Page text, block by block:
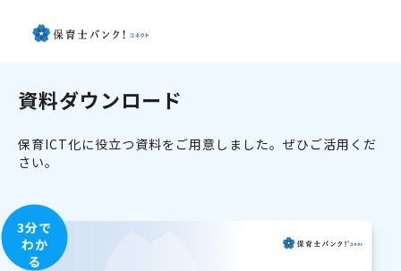
資料ダウンロード
保育ICT化に役立つ資料をご用意しました。ぜひご活用くだ
さい。
3分で
わか
る